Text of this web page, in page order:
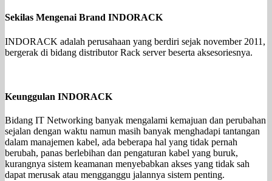
Sekilas Mengenai Brand INDORACK
INDORACK adalah perusahaan yang berdiri sejak november 2011,
bergerak di bidang distributor Rack server beserta aksesoriesnya.
Keunggulan INDORACK
Bidang IT Networking banyak mengalami kemajuan dan perubahan
sejalan dengan waktu namun masih banyak menghadapi tantangan
dalam manajemen kabel, ada beberapa hal yang tidak pernah
berubah, panas berlebihan dan pengaturan kabel yang buruk,
kurangnya sistem keamanan menyebabkan akses yang tidak sah
dapat merusak atau mengganggu jalannya sistem penting.